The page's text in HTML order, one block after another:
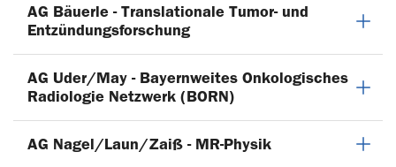
AG Bäuerle - Translationale Tumor- und
Entzündungsforschung
AG Uder/May - Bayernweites Onkologisches
Radiologie Netzwerk (BORN)
AG Nagel/Laun/Zaiß - MR-Physik